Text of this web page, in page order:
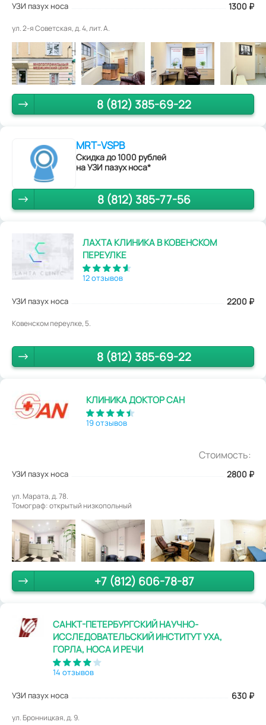
УЗИ пазух носа 1300 ₽
ул. 2-я Советская, д. 4, лит. А.
8 (812) 385-69-22
MRT-VSPB
Скидка до 1000 рублей
на УЗИ пазух носа*
8 (812) 385-77-56
ЛАХТА КЛИНИКА В КОВЕНСКОМ
ПЕРЕУЛКЕ
12 отзывов
УЗИ пазух носа 2200 ₽
Ковенском переулке, 5.
8 (812) 385-69-22
КЛИНИКА ДОКТОР САН
19 отзывов
Стоимость:
УЗИ пазух носа 2800 ₽
ул. Марата, д. 78.
Томограф: открытый низкопольный
+7 (812) 606-78-87
САНКТ-ПЕТЕРБУРГСКИЙ НАУЧНО-
ИССЛЕДОВАТЕЛЬСКИЙ ИНСТИТУТ УХА,
ГОРЛА, НОСА И РЕЧИ
14 отзывов
УЗИ пазух носа 630 ₽
ул. Бронницкая, д. 9.